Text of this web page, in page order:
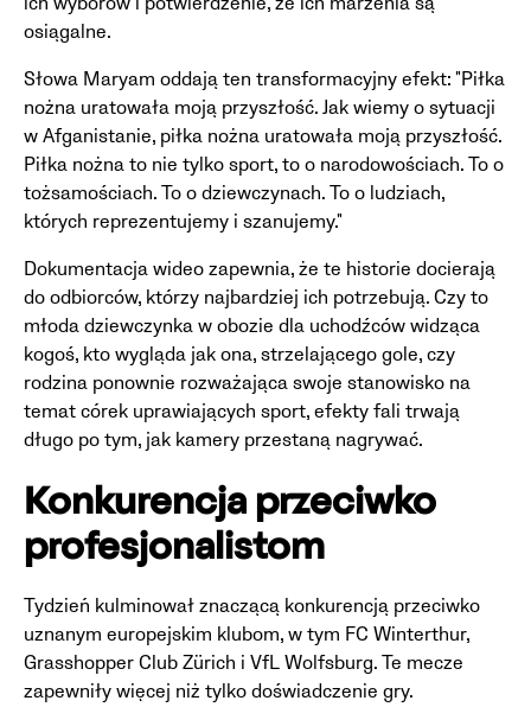
osiągalne.
Słowa Maryam oddają ten transformacyjny efekt: "Piłka
nożna uratowała moją przyszłość. Jak wiemy o sytuacji
w Afganistanie, piłka nożna uratowała moją przyszłość.
Piłka nożna to nie tylko sport, to o narodowościach. To o
tożsamościach. To o dziewczynach. To o ludziach,
których reprezentujemy i szanujemy."
Dokumentacja wideo zapewnia, że te historie docierają
do odbiorców, którzy najbardziej ich potrzebują. Czy to
młoda dziewczynka w obozie dla uchodźców widząca
kogoś, kto wygląda jak ona, strzelającego gole, czy
rodzina ponownie rozważająca swoje stanowisko na
temat córek uprawiających sport, efekty fali trwają
długo po tym, jak kamery przestaną nagrywać.
Konkurencja przeciwko
profesjonalistom
Tydzień kulminował znaczącą konkurencją przeciwko
uznanym europejskim klubom, w tym FC Winterthur,
Grasshopper Club Zürich i VfL Wolfsburg. Te mecze
zapewniły więcej niż tylko doświadczenie gry.